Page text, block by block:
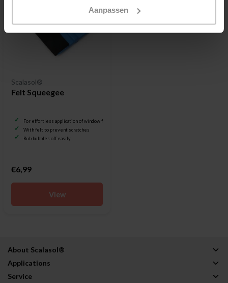
Aanpassen
Scalasol®
Felt Squeegee
For effortless application of window film
With felt to prevent scratches
Rub bubbles off easily
€6,99
View
About Scalasol®
Applications
Service